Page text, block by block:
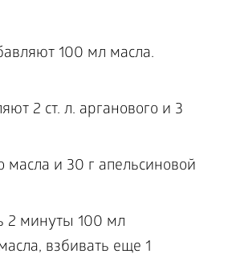
100 мл масла.
2 ст. л. арганового и 3
масла и 30 г апельсиновой
2 минуты 100 мл
взбивать еще 1